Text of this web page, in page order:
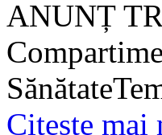
ANUNȚ
Citeşte mai